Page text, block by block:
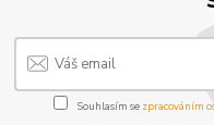
Souhlasím se zpracováním